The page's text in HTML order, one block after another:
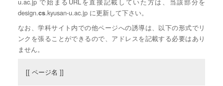
design.cs.kyusan-u.ac.jp に更新して下さい。
なお、学科サイト内での他ページへの誘導は、以下の形式でリ
ンクを張ることができるので、アドレスを記載する必要はあり
ません。
[[ ページ名 ]]